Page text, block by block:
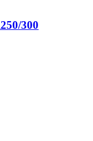
300